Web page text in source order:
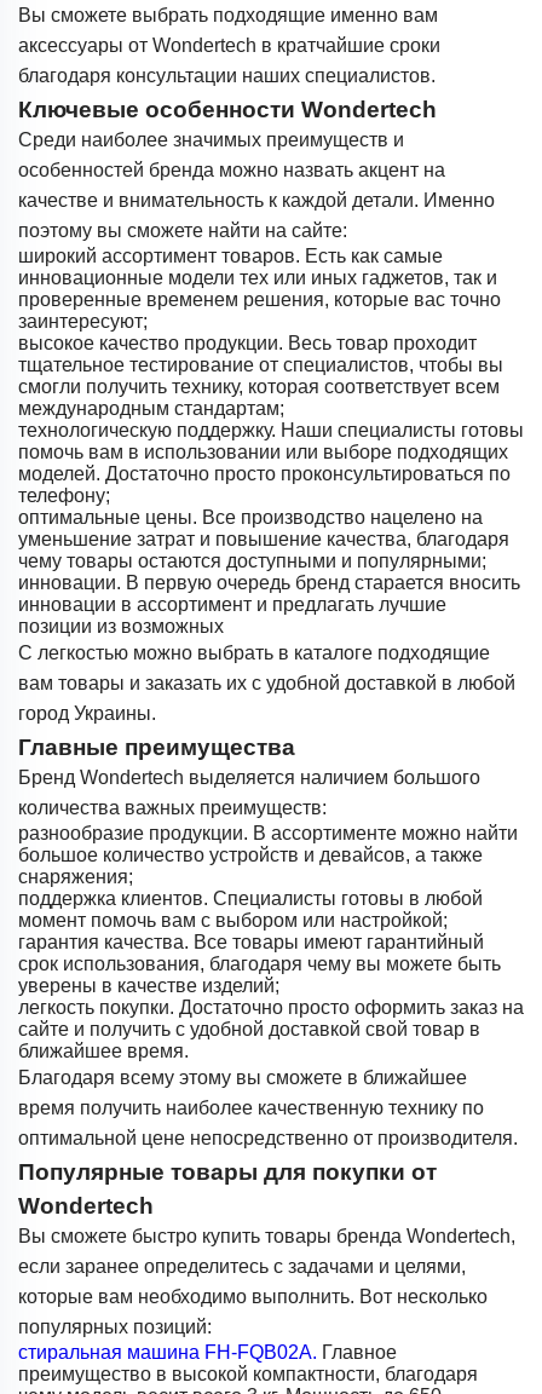
Вы сможете выбрать подходящие именно вам
аксессуары от Wondertech в кратчайшие сроки
благодаря консультации наших специалистов.
Ключевые особенности Wondertech
Среди наиболее значимых преимуществ и
особенностей бренда можно назвать акцент на
качестве и внимательность к каждой детали. Именно
поэтому вы сможете найти на сайте:
широкий ассортимент товаров. Есть как самые
инновационные модели тех или иных гаджетов, так и
проверенные временем решения, которые вас точно
заинтересуют;
высокое качество продукции. Весь товар проходит
тщательное тестирование от специалистов, чтобы вы
смогли получить технику, которая соответствует всем
международным стандартам;
технологическую поддержку. Наши специалисты готовы
помочь вам в использовании или выборе подходящих
моделей. Достаточно просто проконсультироваться по
телефону;
оптимальные цены. Все производство нацелено на
уменьшение затрат и повышение качества, благодаря
чему товары остаются доступными и популярными;
инновации. В первую очередь бренд старается вносить
инновации в ассортимент и предлагать лучшие
позиции из возможных
С легкостью можно выбрать в каталоге подходящие
вам товары и заказать их с удобной доставкой в любой
город Украины.
Главные преимущества
Бренд Wondertech выделяется наличием большого
количества важных преимуществ:
разнообразие продукции. В ассортименте можно найти
большое количество устройств и девайсов, а также
снаряжения;
поддержка клиентов. Специалисты готовы в любой
момент помочь вам с выбором или настройкой;
гарантия качества. Все товары имеют гарантийный
срок использования, благодаря чему вы можете быть
уверены в качестве изделий;
легкость покупки. Достаточно просто оформить заказ на
сайте и получить с удобной доставкой свой товар в
ближайшее время.
Благодаря всему этому вы сможете в ближайшее
время получить наиболее качественную технику по
оптимальной цене непосредственно от производителя.
Популярные товары для покупки от
Wondertech
Вы сможете быстро купить товары бренда Wondertech,
если заранее определитесь с задачами и целями,
которые вам необходимо выполнить. Вот несколько
популярных позиций:
стиральная машина FH-FQB02A. Главное
преимущество в высокой компактности, благодаря